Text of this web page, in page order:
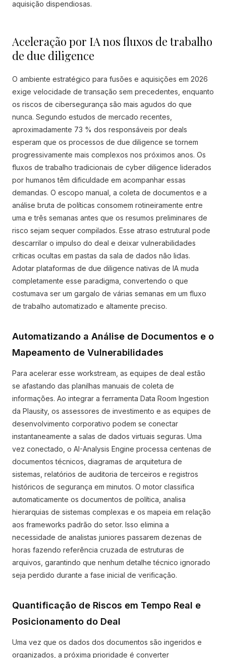
aquisição dispendiosas.
Aceleração por IA nos fluxos de trabalho
de due diligence
O ambiente estratégico para fusões e aquisições em 2026
exige velocidade de transação sem precedentes, enquanto
os riscos de cibersegurança são mais agudos do que
nunca. Segundo estudos de mercado recentes,
aproximadamente 73 % dos responsáveis por deals
esperam que os processos de due diligence se tornem
progressivamente mais complexos nos próximos anos. Os
fluxos de trabalho tradicionais de cyber diligence liderados
por humanos têm dificuldade em acompanhar essas
demandas. O escopo manual, a coleta de documentos e a
análise bruta de políticas consomem rotineiramente entre
uma e três semanas antes que os resumos preliminares de
risco sejam sequer compilados. Esse atraso estrutural pode
descarrilar o impulso do deal e deixar vulnerabilidades
críticas ocultas em pastas da sala de dados não lidas.
Adotar plataformas de due diligence nativas de IA muda
completamente esse paradigma, convertendo o que
costumava ser um gargalo de várias semanas em um fluxo
de trabalho automatizado e altamente preciso.
Automatizando a Análise de Documentos e o
Mapeamento de Vulnerabilidades
Para acelerar esse workstream, as equipes de deal estão
se afastando das planilhas manuais de coleta de
informações. Ao integrar a ferramenta Data Room Ingestion
da Plausity, os assessores de investimento e as equipes de
desenvolvimento corporativo podem se conectar
instantaneamente a salas de dados virtuais seguras. Uma
vez conectado, o AI-Analysis Engine processa centenas de
documentos técnicos, diagramas de arquitetura de
sistemas, relatórios de auditoria de terceiros e registros
históricos de segurança em minutos. O motor classifica
automaticamente os documentos de política, analisa
hierarquias de sistemas complexas e os mapeia em relação
aos frameworks padrão do setor. Isso elimina a
necessidade de analistas juniores passarem dezenas de
horas fazendo referência cruzada de estruturas de
arquivos, garantindo que nenhum detalhe técnico ignorado
seja perdido durante a fase inicial de verificação.
Quantificação de Riscos em Tempo Real e
Posicionamento do Deal
Uma vez que os dados dos documentos são ingeridos e
organizados, a próxima prioridade é converter